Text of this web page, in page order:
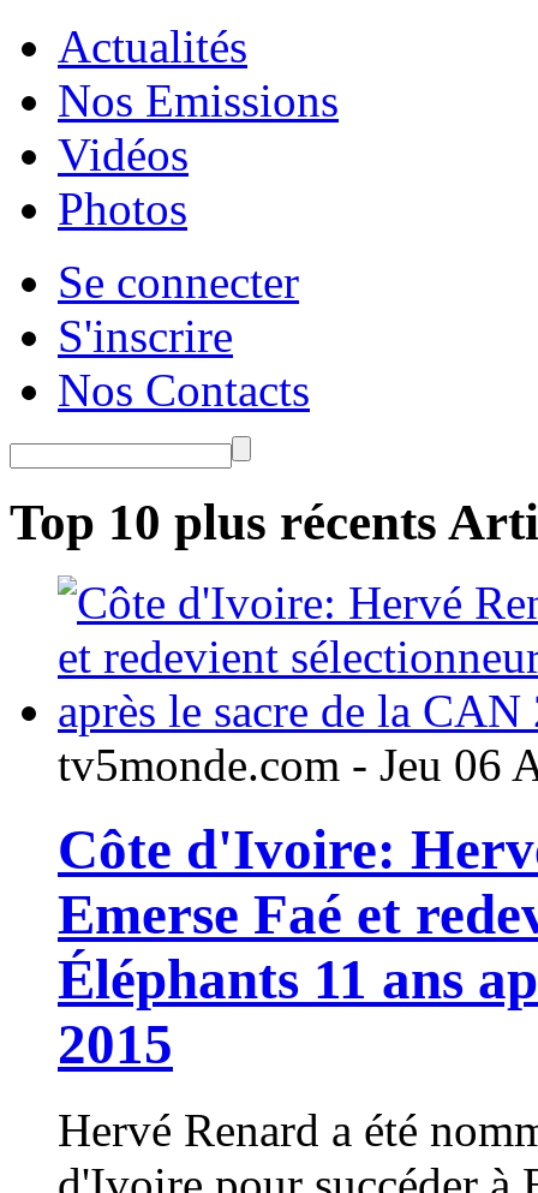
Actualités
Nos Emissions
Vidéos
Photos
Se connecter
S'inscrire
Nos Contacts
Top 10 plus récents
tv5monde.com - Jeu 06
Côte d'Ivoire:
Emerse Faé et
Éléphants 11 ans
2015
Hervé Renard a été